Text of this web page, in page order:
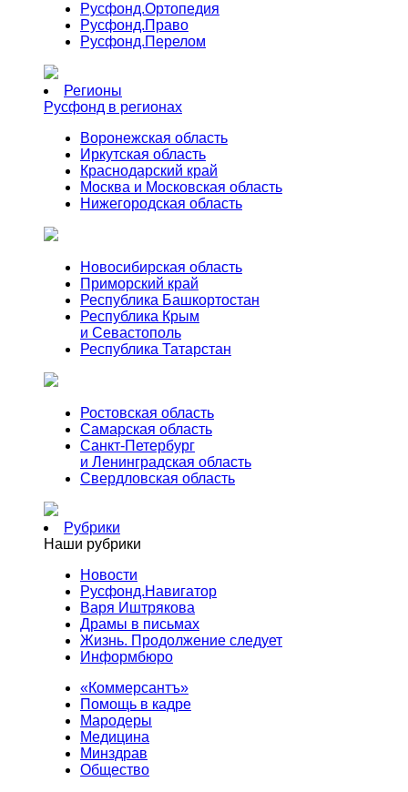
Русфонд.Ортопедия
Русфонд.Право
Русфонд.Перелом
Регионы
Русфонд в регионах
Воронежская область
Иркутская область
Краснодарский край
Москва и Московская область
Нижегородская область
Новосибирская область
Приморский край
Республика Башкортостан
Республика Крым
и Севастополь
Республика Татарстан
Ростовская область
Самарская область
Санкт-Петербург
и Ленинградская область
Свердловская область
Рубрики
Наши рубрики
Новости
Русфонд.Навигатор
Варя Иштрякова
Драмы в письмах
Жизнь. Продолжение следует
Информбюро
«Коммерсантъ»
Помощь в кадре
Мародеры
Медицина
Минздрав
Общество